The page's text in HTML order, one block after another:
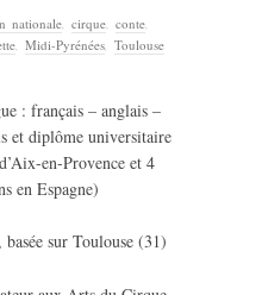
nationale cirque conte
Midi-Pyrénées Toulouse
: français – anglais –
et diplôme universitaire
en-Provence et 4
en Espagne)
sur Toulouse (31)